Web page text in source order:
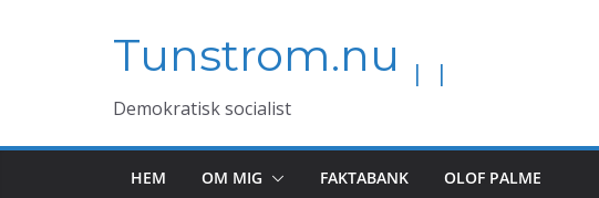
Tunstrom.nu
Demokratisk socialist
HEM OM MIG FAKTABANK OLOF PALME